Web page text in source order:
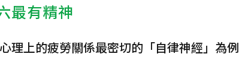
最有精神
理上的疲勞關係最密切的「自律神經」為